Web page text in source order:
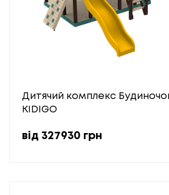
Дитячий комплекс
KIDIGO
від 327930 грн